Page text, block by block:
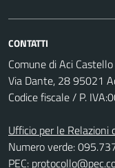
CONTATTI
Comune di Aci Castello
Via Dante, 28 95021
Codice fiscale / P.
Ufficio per le Relazioni
Numero verde:
PEC: